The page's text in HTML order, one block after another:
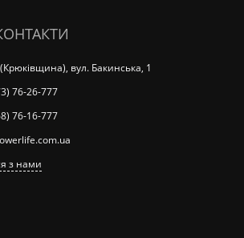
вул. Бакинська, 1
76-26-777
76-16-777
з нами